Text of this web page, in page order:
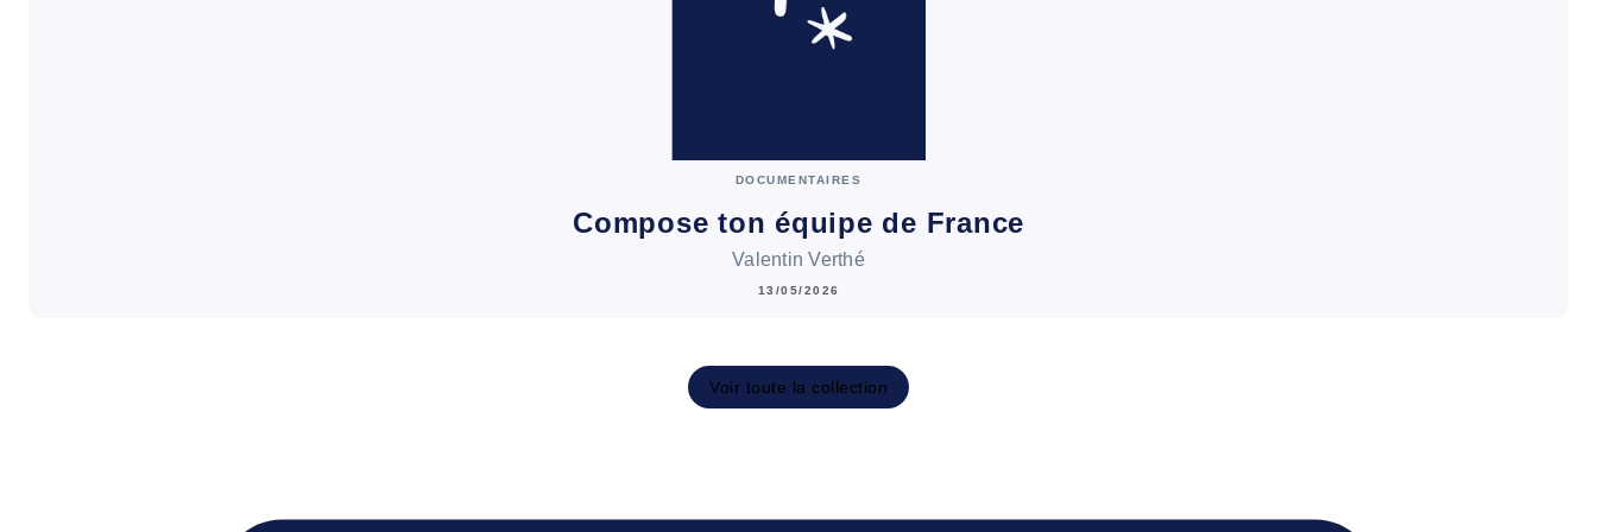
DOCUMENTAIRES
Compose ton équipe de France
Valentin Verthé
13/05/2026
Voir toute la collection